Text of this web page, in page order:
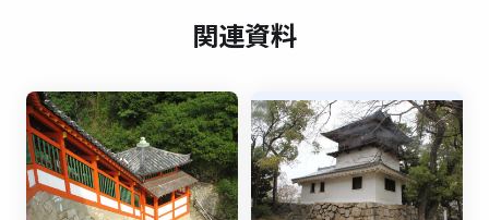
関連資料